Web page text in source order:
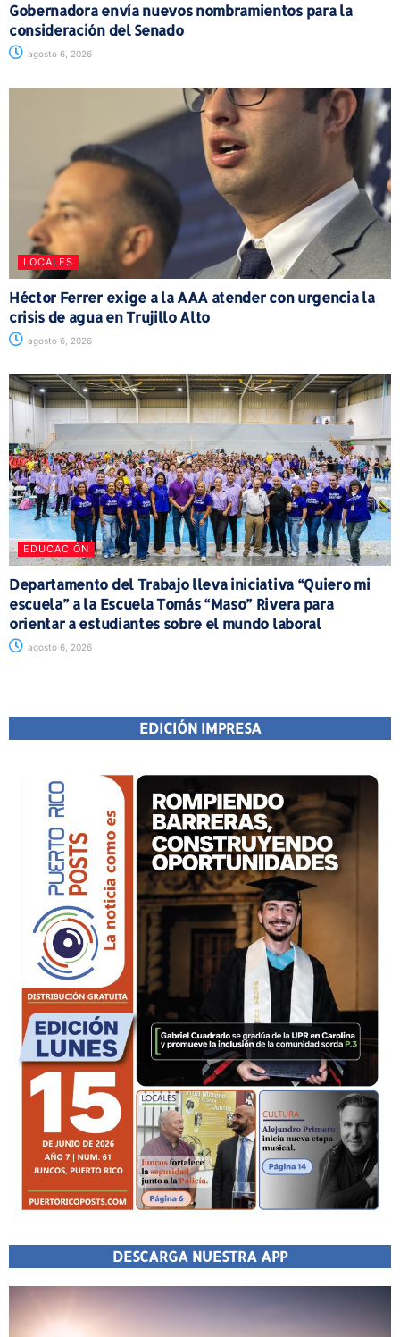
Gobernadora envía nuevos nombramientos para la
consideración del Senado
agosto 6, 2026
LOCALES
Héctor Ferrer exige a la AAA atender con urgencia la
crisis de agua en Trujillo Alto
agosto 6, 2026
EDUCACIÓN
Departamento del Trabajo lleva iniciativa “Quiero mi
escuela” a la Escuela Tomás “Maso” Rivera para
orientar a estudiantes sobre el mundo laboral
agosto 6, 2026
EDICIÓN IMPRESA
DESCARGA NUESTRA APP